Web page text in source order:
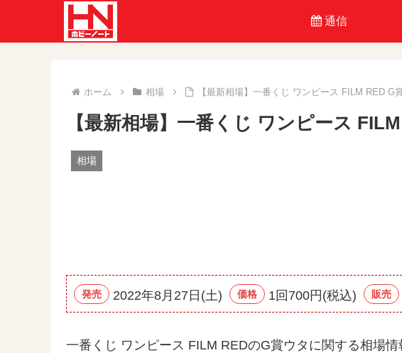
通信
ホーム 相場 【最新相場】一番くじ ワンピース FILM RED G
【最新相場】一番くじ ワンピース
相場
発売 2022年8月27日(土) 価格 1回700円(税込) 販売
一番くじ ワンピース FILM REDのG賞ウタに関する相場